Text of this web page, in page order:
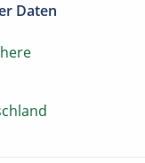
Daten